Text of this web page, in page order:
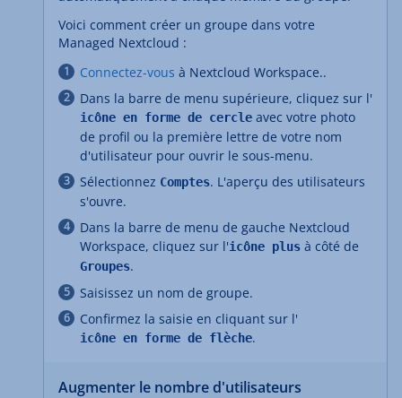
Voici comment créer un groupe dans votre
Managed Nextcloud :
Connectez-vous à Nextcloud Workspace..
Dans la barre de menu supérieure, cliquez sur l'
icône en forme de cercle avec votre photo
de profil ou la première lettre de votre nom
d'utilisateur pour ouvrir le sous-menu.
Sélectionnez Comptes. L'aperçu des utilisateurs
s'ouvre.
Dans la barre de menu de gauche Nextcloud
Workspace, cliquez sur l'icône plus à côté de
Groupes.
Saisissez un nom de groupe.
Confirmez la saisie en cliquant sur l'
icône en forme de flèche.
Augmenter le nombre d'utilisateurs